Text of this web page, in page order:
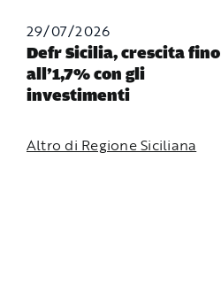
29/07/2026
Defr Sicilia, crescita fino
all’1,7% con gli
investimenti
Altro di Regione Siciliana